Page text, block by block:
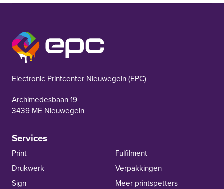
Electronic Printcenter Nieuwegein (EPC)
Archimedesbaan 19
3439 ME Nieuwegein
Services
Print
Drukwerk
Sign
Fulfilment
Verpakkingen
Meer printspetters